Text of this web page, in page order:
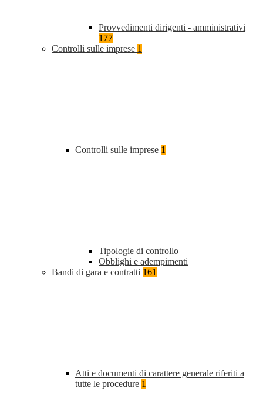
Provvedimenti dirigenti - amministrativi
177
Controlli sulle imprese 1
Controlli sulle imprese 1
Tipologie di controllo
Obblighi e adempimenti
Bandi di gara e contratti 161
Atti e documenti di carattere generale riferiti a
tutte le procedure 1